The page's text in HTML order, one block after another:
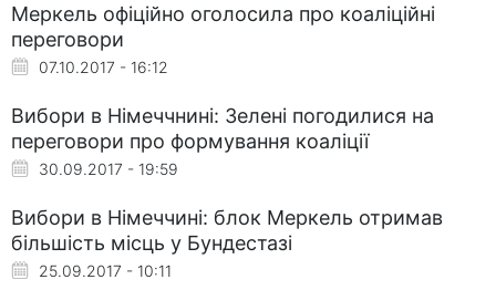
Меркель офіційно оголосила про коаліційні
переговори
07.10.2017 - 16:12
Вибори в Німеччнині: Зелені погодилися на
переговори про формування коаліції
30.09.2017 - 19:59
Вибори в Німеччині: блок Меркель отримав
більшість місць у Бундестазі
25.09.2017 - 10:11